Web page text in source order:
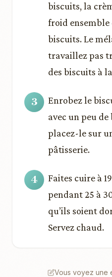
biscuits, la
froid ensemble
biscuits. Le
travaillez pas
des biscuits à
Enrobez le
avec un peu
placez-le sur
pâtisserie.
Faites cuire à
pendant 25 à
qu’ils soient
Servez chaud.
Vous voyez une